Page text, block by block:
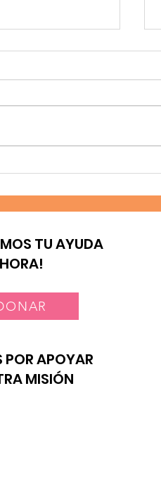
familias
TU AYUDA
POR APOYAR
MISIÓN